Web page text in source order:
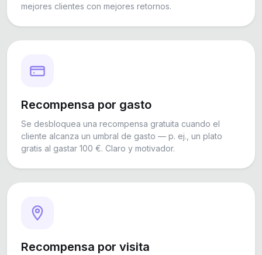
mejores clientes con mejores retornos.
Recompensa por gasto
Se desbloquea una recompensa gratuita cuando el
cliente alcanza un umbral de gasto — p. ej., un plato
gratis al gastar 100 €. Claro y motivador.
Recompensa por visita